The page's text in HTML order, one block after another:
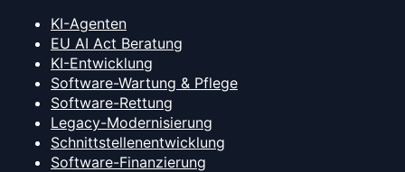
KI-Agenten
EU AI Act Beratung
KI-Entwicklung
Software-Wartung & Pflege
Software-Rettung
Legacy-Modernisierung
Schnittstellenentwicklung
Software-Finanzierung